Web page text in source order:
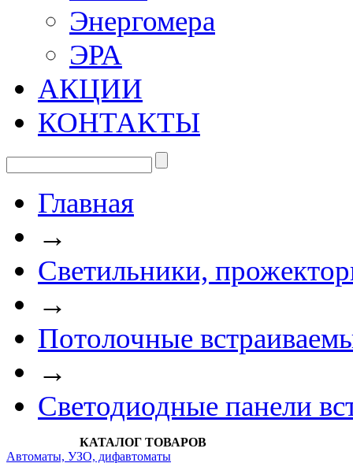
Энергомера
ЭРА
АКЦИИ
КОНТАКТЫ
Главная
→
Светильники,
→
Потолочные
→
Светодиодные панели
КАТАЛОГ ТОВАРОВ
Автоматы, УЗО, дифавтоматы